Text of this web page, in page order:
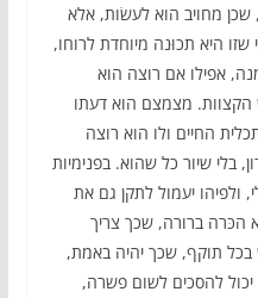
מחויב הוא לעשׂות, אלא
היא תכוּנה מיוחדת לרוחו,
אפילו אם רוצה הוא
מצמצם הוא דעתו
החיים ולו הוא רוצה
שיור כל שהוא. בפנימיות
ולפיהו יעמול לתקן גם את
הכּרה ברורה, שכך צריך
בכל תוקף, שכך יהיה באמת,
יכול להסכים לשום פשרה,